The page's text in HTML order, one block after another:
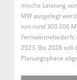
mische Leistung
MW ausgelegt
von rund 300.000
Fernwärmebedarfs
2023. Bis 2028 soll
Planungsphase